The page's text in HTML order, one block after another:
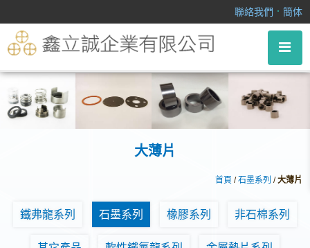
聯絡我們 ． 簡体
大薄片
首頁 /石墨系列 /大薄片
鐵弗龍系列 石墨系列 橡膠系列 非石棉系列